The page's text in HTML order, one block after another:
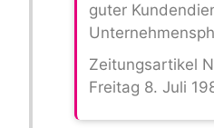
guter
Zeitungsartikel
Freitag 8. Juli